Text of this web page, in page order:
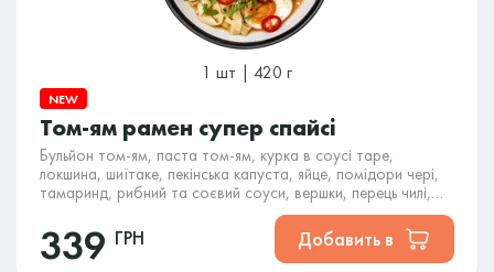
1 шт | 420 г
NEW
Том-ям рамен супер спайсі
Бульйон том-ям, паста том-ям, курка в соусі таре,
локшина, шиїтаке, пекінська капуста, яйце, помідори чері,
тамаринд, рибний та соєвий соуси, вершки, перець чилі,
339 ГРН Добавить в